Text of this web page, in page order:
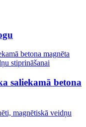
saliekamā betona